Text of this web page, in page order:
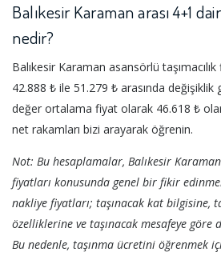
Balıkesir Karaman arası 4+1
nedir?
Balıkesir Karaman asansörlü
42.888 ₺ ile 51.279 ₺ arasında
değer ortalama fiyat olarak 46.618 ₺
net rakamları bizi arayarak öğrenin.
Not: Bu hesaplamalar, Balıkesir
fiyatları konusunda genel bir fikir
nakliye fiyatları; taşınacak kat bilgisine,
özelliklerine ve taşınacak mesafeye göre
Bu nedenle, taşınma ücretini öğrenmek